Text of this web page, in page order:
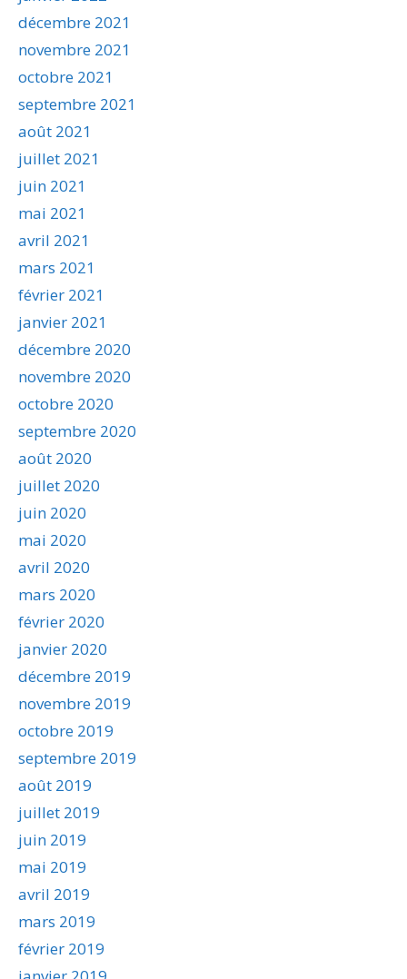
décembre 2021
novembre 2021
octobre 2021
septembre 2021
août 2021
juillet 2021
juin 2021
mai 2021
avril 2021
mars 2021
février 2021
janvier 2021
décembre 2020
novembre 2020
octobre 2020
septembre 2020
août 2020
juillet 2020
juin 2020
mai 2020
avril 2020
mars 2020
février 2020
janvier 2020
décembre 2019
novembre 2019
octobre 2019
septembre 2019
août 2019
juillet 2019
juin 2019
mai 2019
avril 2019
mars 2019
février 2019